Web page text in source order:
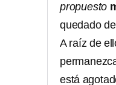
propuesto
quedado
A raíz de
está